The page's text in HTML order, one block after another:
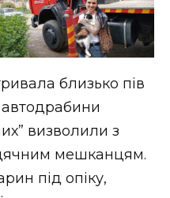
близько пів
визволили з
мешканцям.
під опіку,